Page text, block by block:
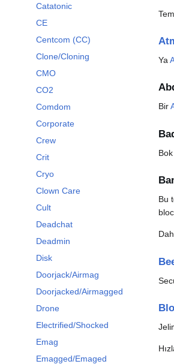
Catatonic
CE
Centcom (CC)
Clone/Cloning
CMO
CO2
Comdom
Corporate
Crew
Crit
Cryo
Clown Care
Cult
Deadchat
Deadmin
Disk
Doorjack/Airmag
Doorjacked/Airmagged
Drone
Electrified/Shocked
Emag
Emagged/Emaged
Ya
Bir
Bu